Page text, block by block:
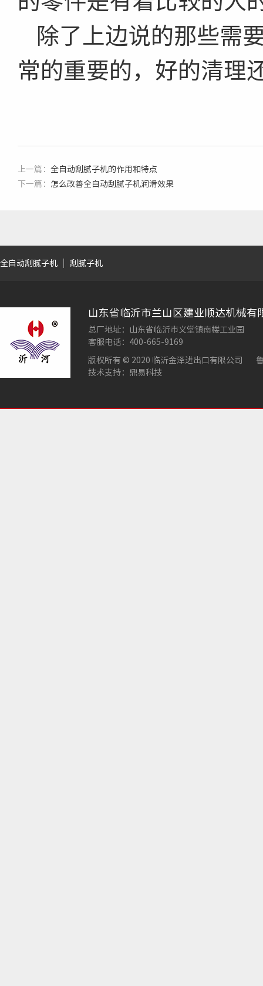
除了上边说的那些需
常的重要的，好的清理
上一篇： 全自动刮腻子机的作用和特点
下一篇： 怎么改善全自动刮腻子机润滑效果
全自动刮腻子机 刮腻子机
山东省临沂市兰山区建业顺达机械有
总厂地址：山东省临沂市义堂镇南楼工业园
客服电话：400-665-9169
版权所有 © 2020 临沂金泽进出口有限公司
技术支持：鼎易科技